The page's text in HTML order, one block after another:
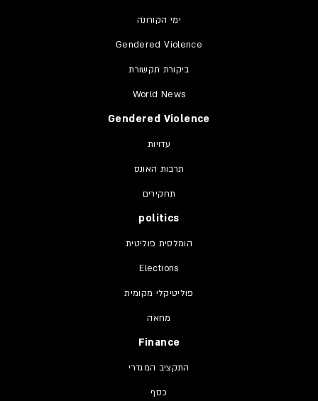
ימי הקורונה
Gendered Violence
ביקורת תקשורת
World News
Gendered Violence
עדויות
תרבות האונס
תחקירים
politics
הומלסית פוליטית
Elections
פוליטיקלי מקומית
מחאה
Finance
התקציב המגדרי
כסף